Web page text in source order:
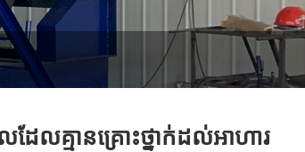
ែលគ្មានគ្រោះថ្នាក់ដល់អាហារ